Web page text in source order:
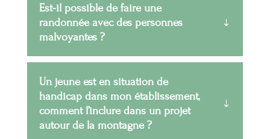
Est-il possible de faire une
randonnée avec des personnes
malvoyantes ?
Un jeune est en situation de
handicap dans mon établissement,
comment l’inclure dans un projet
autour de la montagne ?